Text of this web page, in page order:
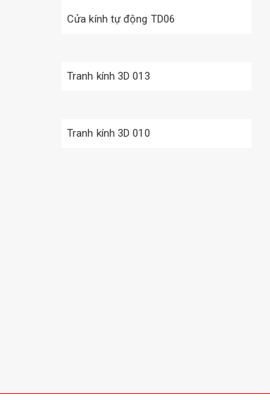
Cửa kính tự động TD06
Tranh kính 3D 013
Tranh kính 3D 010